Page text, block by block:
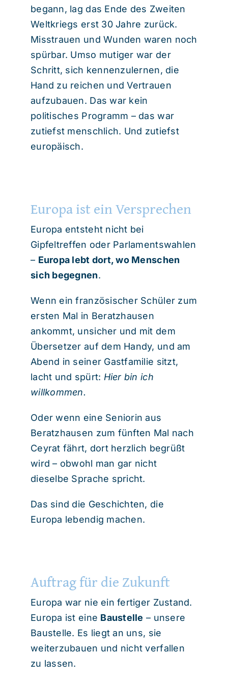
begann, lag das Ende des Zweiten
Weltkriegs erst 30 Jahre zurück.
Misstrauen und Wunden waren noch
spürbar. Umso mutiger war der
Schritt, sich kennenzulernen, die
Hand zu reichen und Vertrauen
aufzubauen. Das war kein
politisches Programm – das war
zutiefst menschlich. Und zutiefst
europäisch.
Europa ist ein Versprechen
Europa entsteht nicht bei
Gipfeltreffen oder Parlamentswahlen
– Europa lebt dort, wo Menschen
sich begegnen.
Wenn ein französischer Schüler zum
ersten Mal in Beratzhausen
ankommt, unsicher und mit dem
Übersetzer auf dem Handy, und am
Abend in seiner Gastfamilie sitzt,
lacht und spürt: Hier bin ich
willkommen.
Oder wenn eine Seniorin aus
Beratzhausen zum fünften Mal nach
Ceyrat fährt, dort herzlich begrüßt
wird – obwohl man gar nicht
dieselbe Sprache spricht.
Das sind die Geschichten, die
Europa lebendig machen.
Auftrag für die Zukunft
Europa war nie ein fertiger Zustand.
Europa ist eine Baustelle – unsere
Baustelle. Es liegt an uns, sie
weiterzubauen und nicht verfallen
zu lassen.